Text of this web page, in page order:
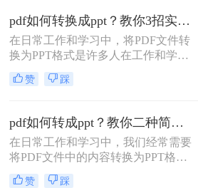
件中的内容转换成PPT（PowerPoint
Presentation）格式，以便进行演示或
进一步编辑。那么pdf文件如何转ppt
格式呢？本文将详细介绍几种将PDF
文件转换为PPT格式的有效方法，帮
助您轻松应对这一需求。
pdf如何转换成ppt？教你3招实用方法轻松搞定！
在日常工作和学习中，将PDF文件转
换为PPT格式是许多人在工作和学习
中常遇到的需求，特别是当需要将
PDF中的内容进行编辑、演示或分享
文将介绍三种常用的PDF转PPT的方
法。
赞 踩
pdf如何转成ppt？教你二种简单实用的转换方法!
在日常工作和学习中，我们经常需要
将PDF文件中的内容转换为PPT格
式，以便于演示和分享。那么PDF如
赞 踩